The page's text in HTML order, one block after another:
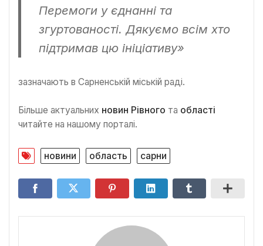
Перемоги у єднанні та
згуртованості. Дякуємо всім хто
підтримав цю ініціативу»
зазначають в Сарненській міській раді.
Більше актуальних новин Рівного та області
читайте на нашому порталі.
новини область сарни